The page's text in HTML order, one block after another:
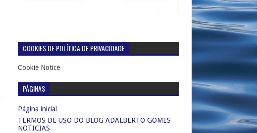
COOKIES DE POLÍTICA DE PRIVACIDADE
Cookie Notice
PÁGINAS
Página inicial
TERMOS DE USO DO BLOG ADALBERTO GOMES
NOTICIAS